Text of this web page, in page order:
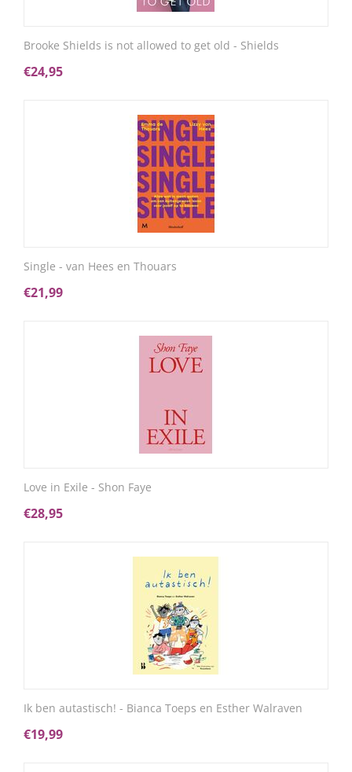
Brooke Shields is not allowed to get old - Shields
€24,95
Single - van Hees en Thouars
€21,99
Love in Exile - Shon Faye
€28,95
Ik ben autastisch! - Bianca Toeps en Esther Walraven
€19,99